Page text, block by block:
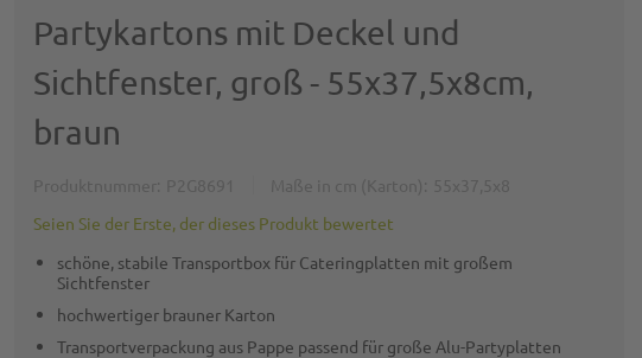
Partykartons mit Deckel und
Sichtfenster, groß - 55x37,5x8cm,
braun
Seien Sie der Erste, der dieses Produkt bewertet
schöne, stabile Transportbox für Cateringplatten mit großem
Sichtfenster
hochwertiger brauner Karton
Transportverpackung aus Pappe passend für große Alu-Partyplatten